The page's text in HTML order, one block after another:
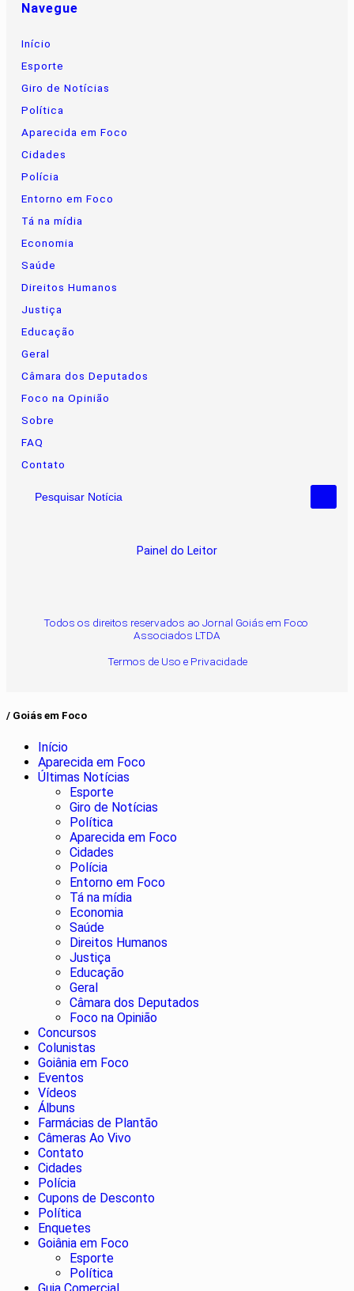
Navegue
Início
Esporte
Giro de Notícias
Política
Aparecida em Foco
Cidades
Polícia
Entorno em Foco
Tá na mídia
Economia
Saúde
Direitos Humanos
Justiça
Educação
Geral
Câmara dos Deputados
Foco na Opinião
Sobre
FAQ
Contato
Pesquisar Notícia
Painel do Leitor
Todos os direitos reservados ao Jornal Goiás em Foco
Associados LTDA
Termos de Uso e Privacidade
/ Goiás em Foco
Início
Aparecida em Foco
Últimas Notícias
Esporte
Giro de Notícias
Política
Aparecida em Foco
Cidades
Polícia
Entorno em Foco
Tá na mídia
Economia
Saúde
Direitos Humanos
Justiça
Educação
Geral
Câmara dos Deputados
Foco na Opinião
Concursos
Colunistas
Goiânia em Foco
Eventos
Vídeos
Álbuns
Farmácias de Plantão
Câmeras Ao Vivo
Contato
Cidades
Polícia
Cupons de Desconto
Política
Enquetes
Goiânia em Foco
Esporte
Política
Guia Comercial